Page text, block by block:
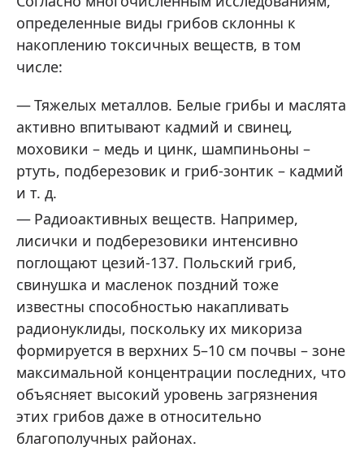
определенные виды грибов склонны к
накоплению токсичных веществ, в том
числе:
Тяжелых металлов. Белые грибы и маслята
активно впитывают кадмий и свинец,
моховики – медь и цинк, шампиньоны –
ртуть, подберезовик и гриб-зонтик – кадмий
и т. д.
Радиоактивных веществ. Например,
лисички и подберезовики интенсивно
поглощают цезий‑137. Польский гриб,
свинушка и масленок поздний тоже
известны способностью накапливать
радионуклиды, поскольку их микориза
формируется в верхних 5–10 см почвы – зоне
максимальной концентрации последних, что
объясняет высокий уровень загрязнения
этих грибов даже в относительно
благополучных районах.